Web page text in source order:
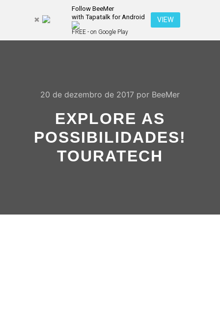
Follow BeeMer
with Tapatalk for Android
FREE - on Google Play
VIEW
20 de dezembro de 2017 por BeeMer
EXPLORE AS
POSSIBILIDADES!
TOURATECH